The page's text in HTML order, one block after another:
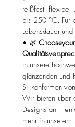
reißfest, flexibel
bis 250 °C. Für
Lebensdauer
• 🌿
in unsere
glänzenden und
Silikonformen
Wir bieten über
Designs an –
mehr in unserem